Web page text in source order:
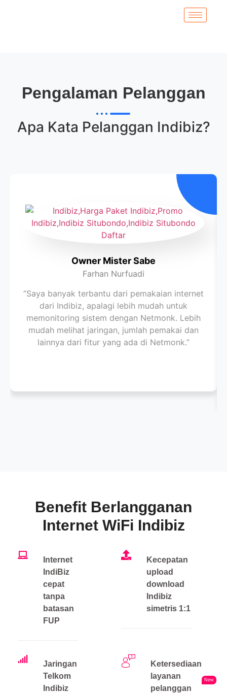
Pengalaman Pelanggan
Apa Kata Pelanggan Indibiz?
Owner Mister Sabe
Farhan Nurfuadi
“Saya banyak terbantu dari pemakaian internet
dari Indibiz, apalagi lebih mudah untuk
memonitoring sistem dengan Netmonk. Lebih
mudah melihat jaringan, jumlah pemakai dan
lainnya dari fitur yang ada di Netmonk.”
Benefit Berlangganan
Internet WiFi Indibiz
Internet
IndiBiz
cepat
tanpa
batasan
FUP
Kecepatan
upload
download
Indibiz
simetris 1:1
Jaringan
Telkom
Indibiz
Ketersediaan
layanan
pelanggan
New